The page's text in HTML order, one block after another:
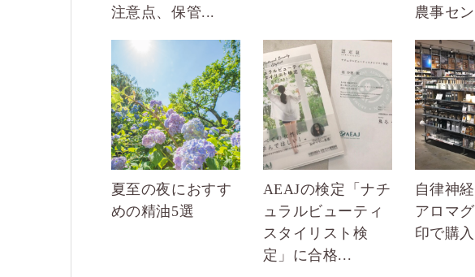
注意点、保管...
農事セ
夏至の夜におすす
めの精油5選
AEAJの検定「ナチ
ュラルビューティ
スタイリスト検
定」に合格...
自律神
アロマ
印で購